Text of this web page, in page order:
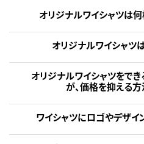
オリジナルワイシャツは
オリジナルワイシャツ
オリジナルワイシャツをで
が、価格を抑える
ワイシャツにロゴやデザイ